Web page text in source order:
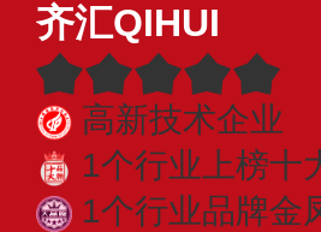
齐汇QIHUI
高新技术企业
1个行业上榜十
1个行业品牌金